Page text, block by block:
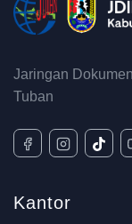
Jaringan
Tuban
Kantor